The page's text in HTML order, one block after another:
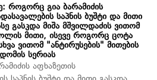
როგორც გია ბარამიძის
საპნის ბუშტი და მითი
გასკდა მიშა მშვილდაძის ვითომ
მითი, ისევე როგორც ცოტა
ვითომ "ანტირუსების" მითების
სერიას
აფხაზეთის